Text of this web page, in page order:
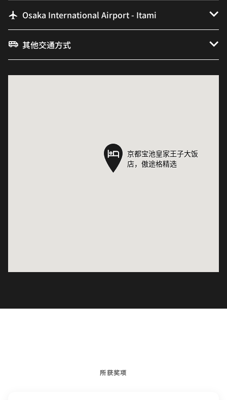
Osaka International Airport - Itami
其他交通方式
京都宝池皇家王子大饭
店，傲途格精选
京都宝池皇家王子大饭
店，傲途格精选
所获奖项